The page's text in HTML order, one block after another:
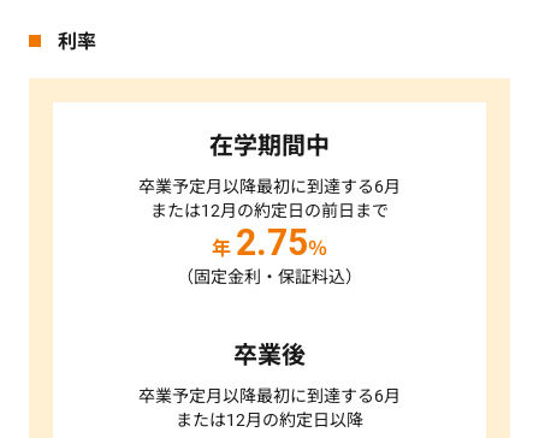
利率
在学期間中
卒業予定月以降最初に到達する6月
または12月の約定日の前日まで
年 2.75％
（固定金利・保証料込）
卒業後
卒業予定月以降最初に到達する6月
または12月の約定日以降